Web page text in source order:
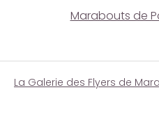
Marabouts de
La Galerie des Flyers de